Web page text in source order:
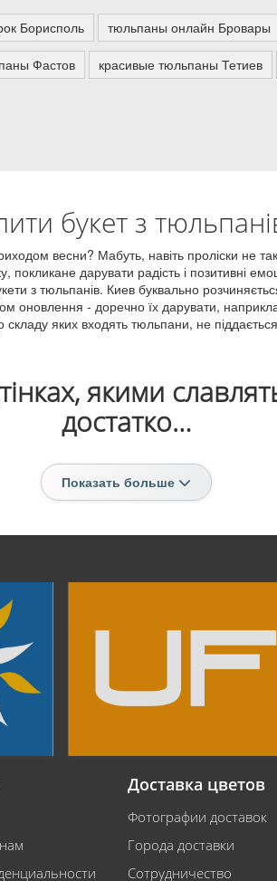
Борисполь тюльпаны онлайн Бровары
Фастов красивые тюльпаны Тетиев
букет з
весни? Мабуть, навіть проліски не
дарувати радість і позитивні
з тюльпанів. Киев буквально
оновлення - доречно їх дарувати,
складу яких входять тюльпани, не
якими
достатко…
Показать больше
Доставка цветов
Фотографии доставок
Города доставки
Сотрудничество